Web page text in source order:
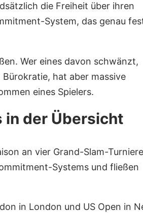
die Freiheit über ihren
System, das genau
Wer eines davon schwänzt,
hat aber massive
eines Spielers.
in der Übersicht
an vier Grand-Slam-
Systems und fließen
in London und US Open in